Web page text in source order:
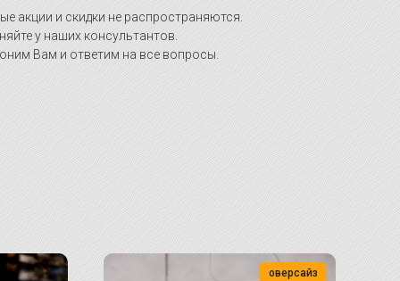
акции и скидки не распространяются.
у наших консультантов.
Вам и ответим на все вопросы.
оверсайз